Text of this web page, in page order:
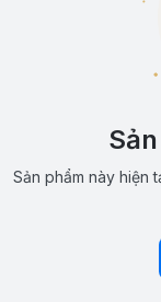
Sản phẩm này hiện